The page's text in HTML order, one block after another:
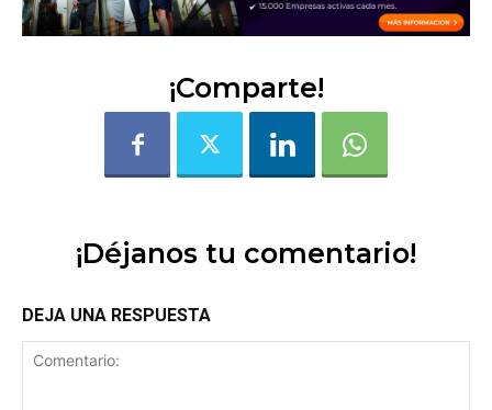
¡Comparte!
¡Déjanos tu comentario!
DEJA UNA RESPUESTA